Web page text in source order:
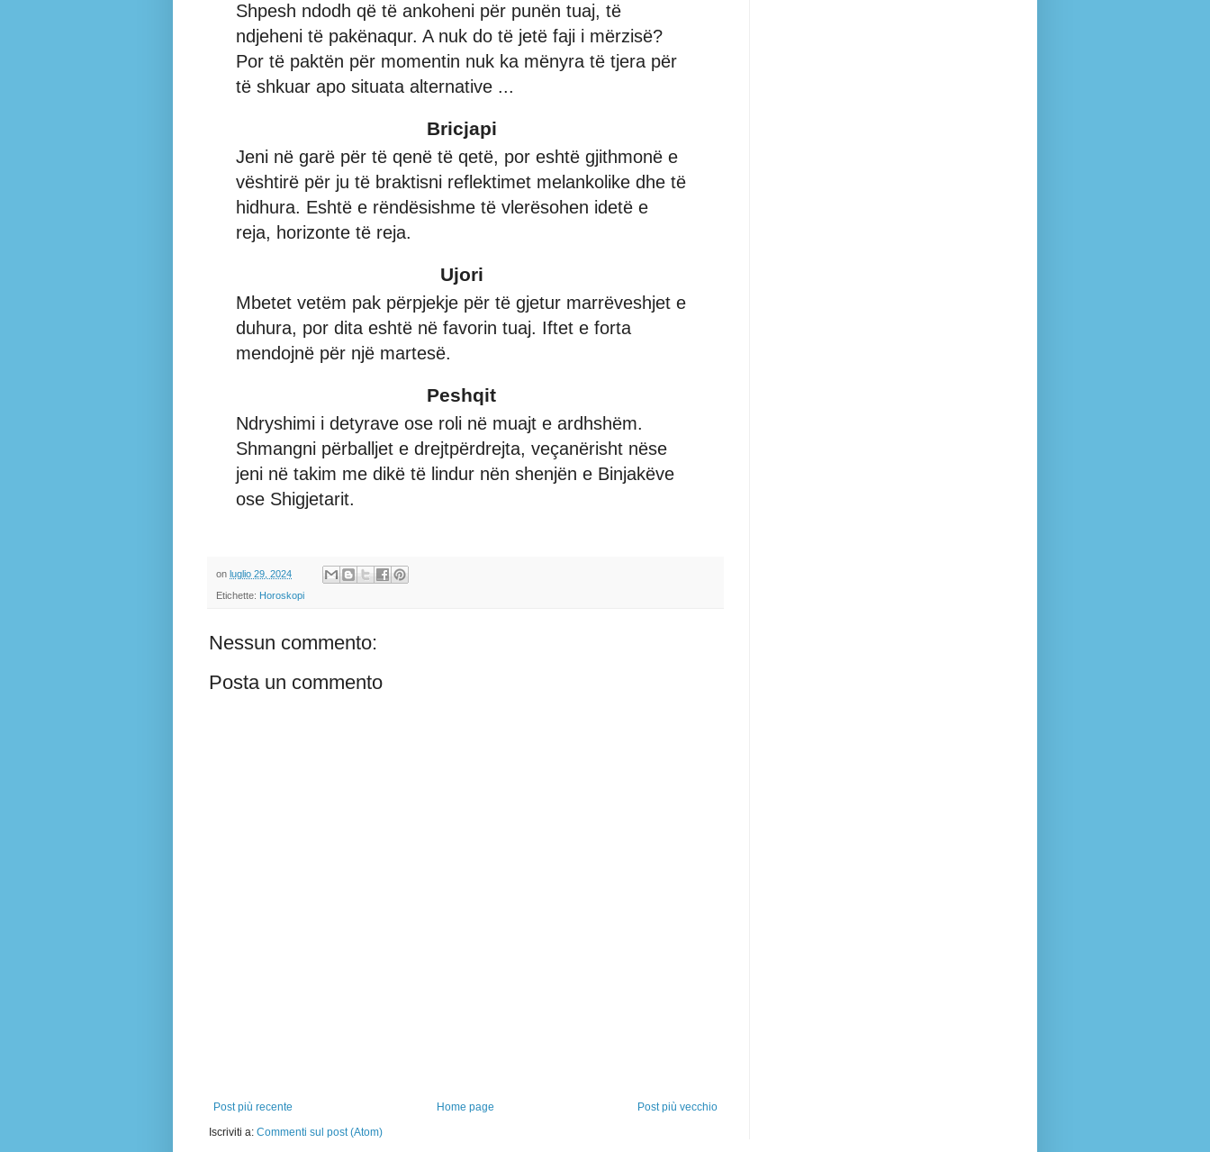
Shpesh ndodh që të ankoheni për punën tuaj, të
ndjeheni të pakënaqur. A nuk do të jetë faji i mërzisë?
Por të paktën për momentin nuk ka mënyra të tjera për
të shkuar apo situata alternative ...
Bricjapi
Jeni në garë për të qenë të qetë, por eshtë gjithmonë e
vështirë për ju të braktisni reflektimet melankolike dhe të
hidhura. Eshtë e rëndësishme të vlerësohen idetë e
reja, horizonte të reja.
Ujori
Mbetet vetëm pak përpjekje për të gjetur marrëveshjet e
duhura, por dita eshtë në favorin tuaj. Iftet e forta
mendojnë për një martesë.
Peshqit
Ndryshimi i detyrave ose roli në muajt e ardhshëm.
Shmangni përballjet e drejtpërdrejta, veçanërisht nëse
jeni në takim me dikë të lindur nën shenjën e Binjakëve
ose Shigjetarit.
on luglio 29, 2024
Etichette: Horoskopi
Nessun commento:
Posta un commento
Post più recente Post più vecchio
Home page
Iscriviti a: Commenti sul post (Atom)